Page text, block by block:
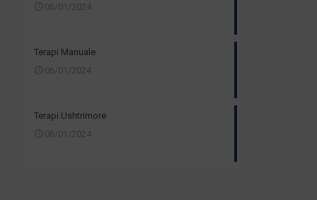
06/01/2024
Terapi Manuale
06/01/2024
Terapi Ushtrimore
06/01/2024